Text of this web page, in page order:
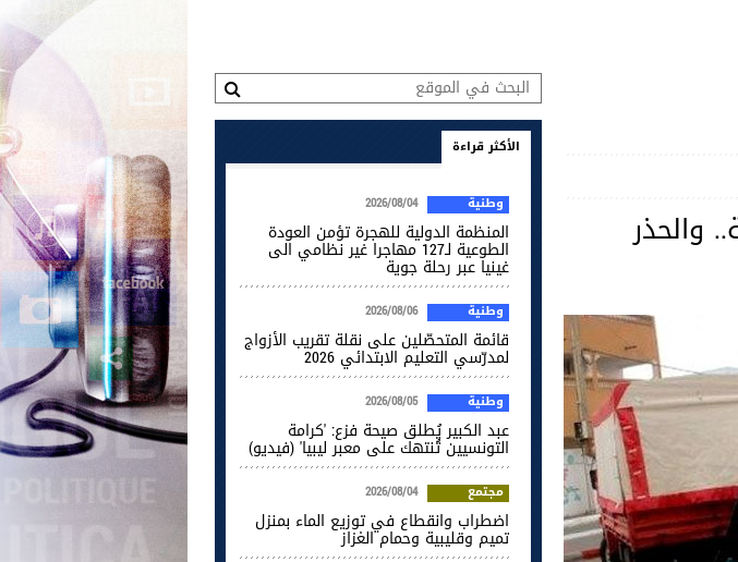
والحذر
الأكثر قراءة
وطنية 2026/08/04
المنظمة الدولية للهجرة تؤمن العودة
الطوعية لـ127 مهاجرا غير نظامي الى
غينيا عبر رحلة جوية
وطنية 2026/08/06
قائمة المتحصّلين على نقلة تقريب الأزواج
لمدرّسي التعليم الابتدائي 2026
وطنية 2026/08/05
عبد الكبير يُطلق صيحة فزع: 'كرامة
التونسيين تُنتهك على معبر ليبيا' (فيديو)
مجتمع 2026/08/04
اضطراب وانقطاع في توزيع الماء بمنزل
تميم وقليبية وحمام الغزاز